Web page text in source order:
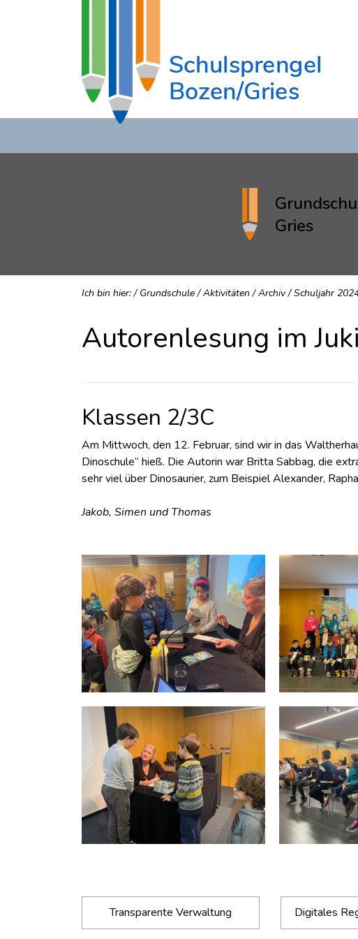
Gries
Ich bin hier:/ Grundschule/Aktivitäten /Archiv/Schuljahr
Autorenlesung im
Klassen 2/3C
Am Mittwoch, den 12. Februar, sind wir in das
Dinoschule“ hieß. Die Autorin war Britta Sabbag, die
sehr viel über Dinosaurier, zum Beispiel Alexander,
Jakob, Simen und Thomas
Transparente Verwaltung Digitales